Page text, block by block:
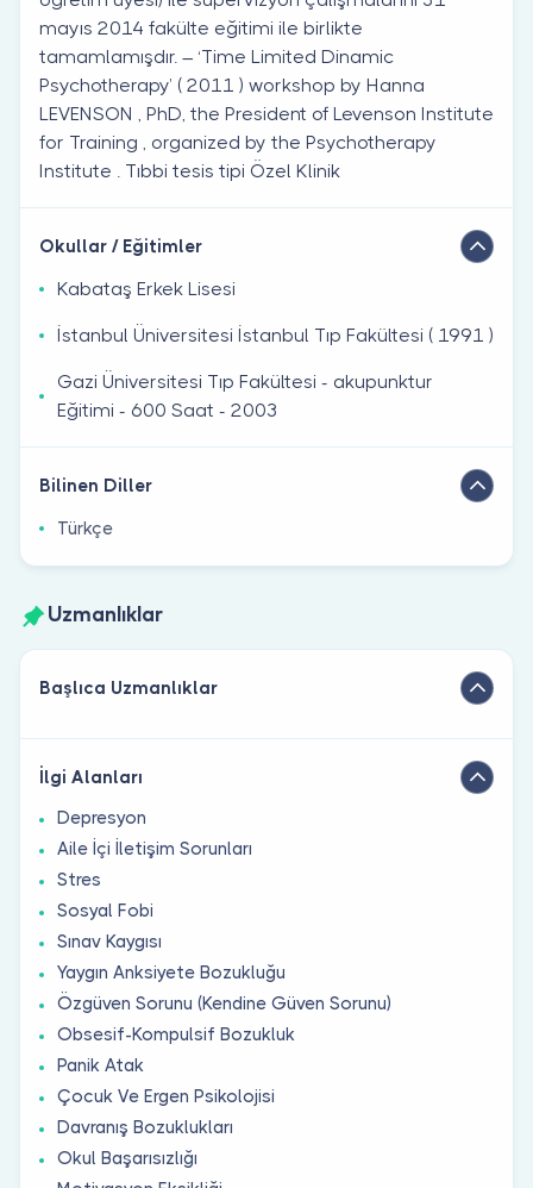
mayıs 2014 fakülte eğitimi ile birlikte
tamamlamışdır. – ‘Time Limited Dinamic
Psychotherapy’ ( 2011 ) workshop by Hanna
LEVENSON , PhD, the President of Levenson Institute
for Training , organized by the Psychotherapy
Institute . Tıbbi tesis tipi Özel Klinik
Okullar / Eğitimler
Kabataş Erkek Lisesi
İstanbul Üniversitesi İstanbul Tıp Fakültesi ( 1991 )
Gazi Üniversitesi Tıp Fakültesi - akupunktur
Eğitimi - 600 Saat - 2003
Bilinen Diller
Türkçe
Uzmanlıklar
Başlıca Uzmanlıklar
İlgi Alanları
Depresyon
Aile İçi İletişim Sorunları
Stres
Sosyal Fobi
Sınav Kaygısı
Yaygın Anksiyete Bozukluğu
Özgüven Sorunu (Kendine Güven Sorunu)
Obsesif-Kompulsif Bozukluk
Panik Atak
Çocuk Ve Ergen Psikolojisi
Davranış Bozuklukları
Okul Başarısızlığı